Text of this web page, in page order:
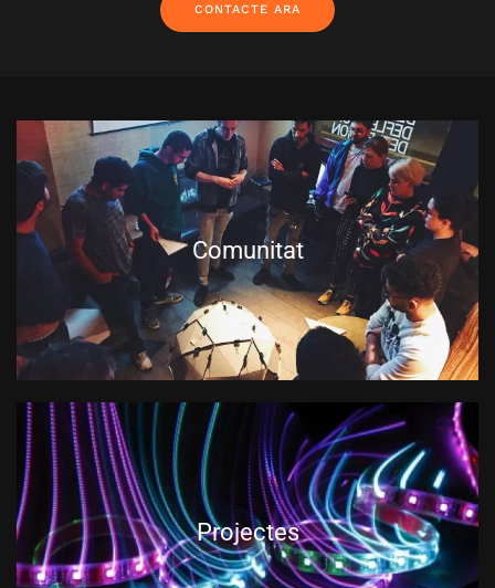
CONTACTE ARA
Comunitat
Projectes